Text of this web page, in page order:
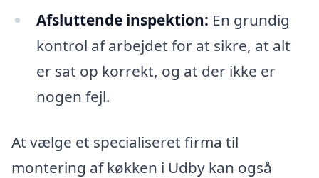
Afsluttende inspektion: En grundig
kontrol af arbejdet for at sikre, at alt
er sat op korrekt, og at der ikke er
nogen fejl.
At vælge et specialiseret firma til
montering af køkken i Udby kan også